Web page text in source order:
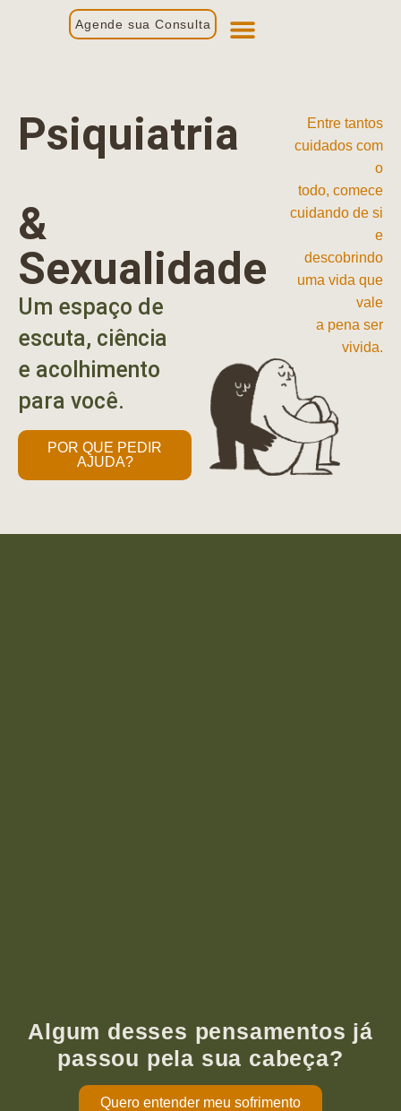
Agende sua Consulta
Psiquiatria
&
Sexualidade
Um espaço de
escuta, ciência
e acolhimento
para você.
POR QUE PEDIR
AJUDA?
Entre tantos
cuidados com
o
todo, comece
cuidando de si
e
descobrindo
uma vida que
vale
a pena ser
vivida.
Algum desses pensamentos já
passou pela sua cabeça?
Quero entender meu sofrimento